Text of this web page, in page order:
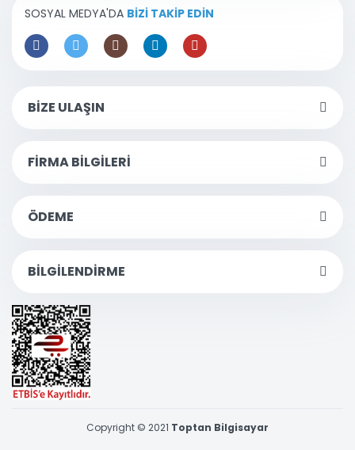
SOSYAL MEDYA'DA BİZİ TAKİP EDİN
BİZE ULAŞIN
FİRMA BİLGİLERİ
ÖDEME
BİLGİLENDİRME
Copyright © 2021 Toptan Bilgisayar